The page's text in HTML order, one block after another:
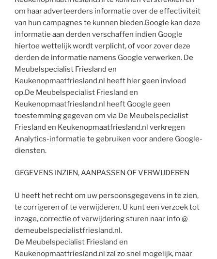
om haar adverteerders informatie over de effectiviteit
van hun campagnes te kunnen bieden.Google kan deze
informatie aan derden verschaffen indien Google
hiertoe wettelijk wordt verplicht, of voor zover deze
derden de informatie namens Google verwerken. De
Meubelspecialist Friesland en
Keukenopmaatfriesland.nl heeft hier geen invloed
op.De Meubelspecialist Friesland en
Keukenopmaatfriesland.nl heeft Google geen
toestemming gegeven om via De Meubelspecialist
Friesland en Keukenopmaatfriesland.nl verkregen
Analytics-informatie te gebruiken voor andere Google-
diensten.
GEGEVENS INZIEN, AANPASSEN OF VERWIJDEREN
U heeft het recht om uw persoonsgegevens in te zien,
te corrigeren of te verwijderen. U kunt een verzoek tot
inzage, correctie of verwijdering sturen naar info @
demeubelspecialistfriesland.nl.
De Meubelspecialist Friesland en
Keukenopmaatfriesland.nl zal zo snel mogelijk, maar